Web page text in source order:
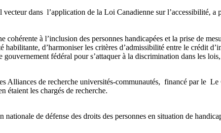
dans l’application de la Loi Canadienne sur l’accessibilité,
à l’inclusion des personnes handicapées et la prise de
d’harmoniser les critères d’admissibilité entre le crédit
fédéral pour s’attaquer à la discrimination dans les
Alliances de recherche universités-communautés, financé par le
étaient les chargés de recherche.
de défense des droits des personnes en situation de